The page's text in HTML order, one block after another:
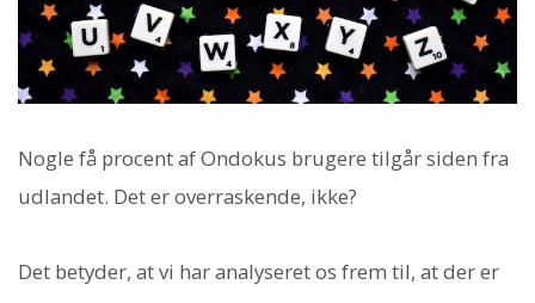
Nogle få procent af Ondokus brugere tilgår siden fra
udlandet. Det er overraskende, ikke?
Det betyder, at vi har analyseret os frem til, at der er